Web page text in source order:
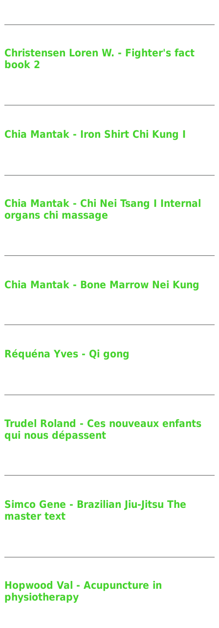
Christensen Loren W. - Fighter's fact
book 2
Chia Mantak - Iron Shirt Chi Kung I
Chia Mantak - Chi Nei Tsang I Internal
organs chi massage
Chia Mantak - Bone Marrow Nei Kung
Réquéna Yves - Qi gong
Trudel Roland - Ces nouveaux enfants
qui nous dépassent
Simco Gene - Brazilian Jiu-Jitsu The
master text
Hopwood Val - Acupuncture in
physiotherapy